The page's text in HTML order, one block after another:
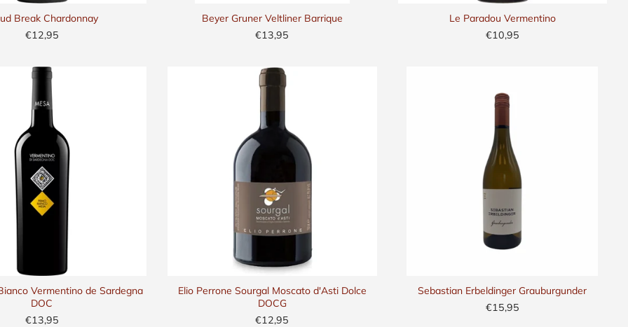
Break Chardonnay
€12,95
Beyer Gruner Veltliner Barrique
€13,95
Le Paradou Vermentino
€10,95
Vermentino de Sardegna
DOC
€13,95
Elio Perrone Sourgal Moscato d'Asti Dolce
DOCG
€12,95
Sebastian Erbeldinger Grauburgunder
€15,95